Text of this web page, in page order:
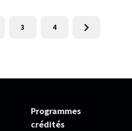
3 4
Programmes
crédités